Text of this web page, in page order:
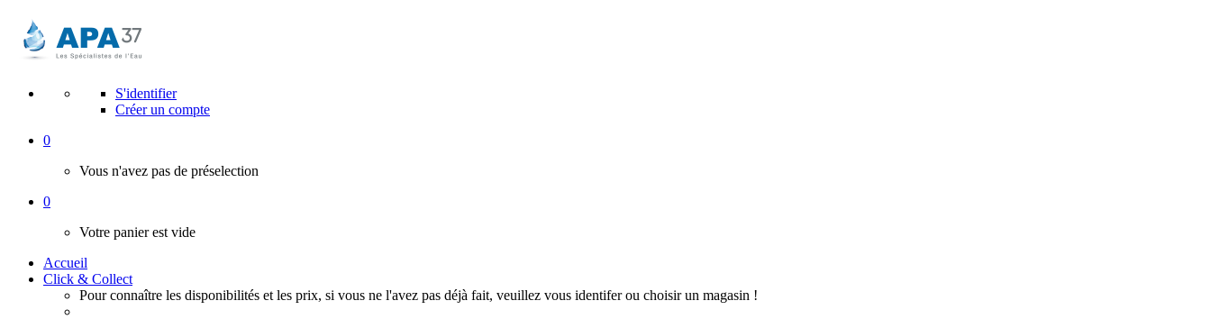
S'identifier
Créer un compte
0
Vous n'avez pas de préselection
0
Votre panier est vide
Accueil
Click & Collect
Pour connaître les disponibilités et les prix, si vous ne l'avez pas déjà fait, veuillez vous identifer ou choisir un magasin !